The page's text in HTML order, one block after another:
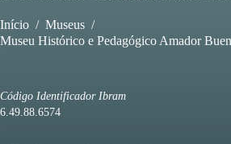
Início / Museus /
Museu Histórico e Pedagógico Amador
Código Identificador Ibram
6.49.88.6574